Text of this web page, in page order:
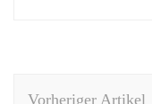
Vorheriger Artikel